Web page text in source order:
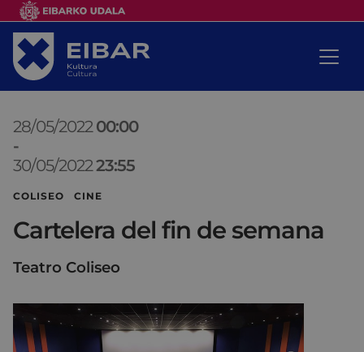
28/05/202200:00
-
30/05/202223:55
COLISEO CINE
Cartelera del fin de semana
Teatro Coliseo